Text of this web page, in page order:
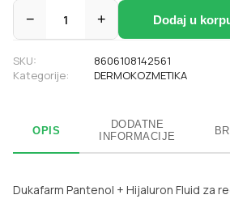
− 1 + Dodaj u
SKU:
8606108142561
Kategorije:
DERMOKOZMETIKA
OPIS
DODATNE
INFORMACIJE
Dukafarm Pantenol + Hijaluron Fluid za